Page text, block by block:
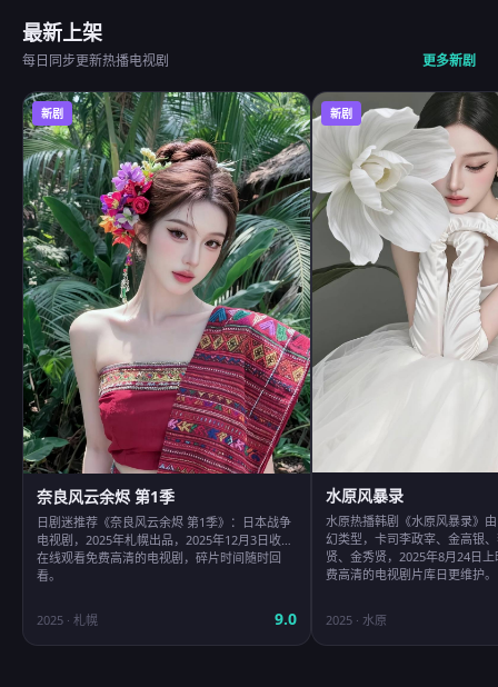
最新上架
每日同步更新热播电视剧 更多新剧
新剧
奈良风云余烬 第1季
日剧迷推荐《奈良风云余烬 第1季》：日本战争
电视剧，2025年札幌出品，2025年12月3日收录
在线观看免费高清的电视剧，碎片时间随时回
看。
2025 · 札幌 9.0
新剧
水原风暴录
水原热播韩剧《水原风暴录》
幻类型，卡司李政宰、金高银
贤、金秀贤，2025年8月24日
费高清的电视剧片库日更维护。
2025 · 水原